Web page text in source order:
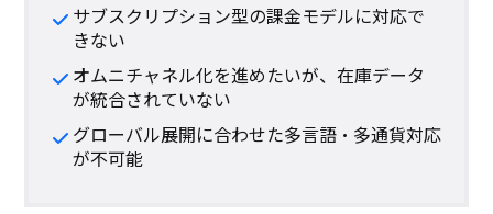
サブスクリプション型の課金モデルに対応で
きない
オムニチャネル化を進めたいが、在庫データ
が統合されていない
グローバル展開に合わせた多言語・多通貨対応
が不可能